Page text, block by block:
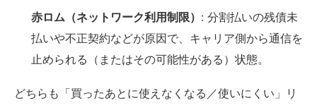
赤ロム（ネットワーク利用制限） : 分割払いの残債未
払いや不正契約などが原因で、キャリア側から通信を
止められる（またはその可能性がある）状態。
どちらも「買ったあとに使えなくなる／使いにくい」リ